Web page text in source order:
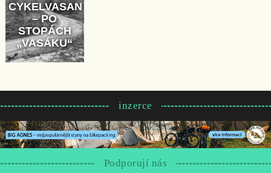
CYKELVASAN
– PO
STOPÁCH
„VASÁKU“
inzerce
Podporují nás